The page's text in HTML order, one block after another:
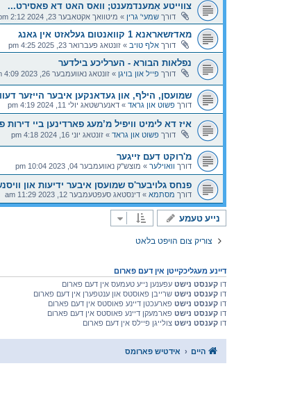
צווייטע אַמענדמענט; וואס האט דא פאסירט...
דורך שמעי' גרין » מיטוואך אקטאבער 23, 2024 2:12 pm
מאדזשאראנא 1 קוואנטום געלאזט אין גאנג
דורך אלף טויב » זונטאג פעברואר 23, 2025 4:25 pm
נפלאות הבורא - הערליכע בילדער
דורך פייל און בויגן » זונטאג נאוועמבער 26, 2023 4:09 pm
שמועסן, הילף, און געדאנקען איבער הייזער
דורך פשוט און גראד » דאנערשטאג יולי 11, 2024 4:19 pm
איז דא לימיט וויפיל מ’מעג פארדינען ביי דירות
דורך פשוט און גראד » זונטאג יוני 16, 2024 4:18 pm
מ'רוקט דעם זייגער
דורך וואוילער » מוצש"ק נאוועמבער 04, 2023 10:04 pm
פנחס גלויבער'ס שמועסן איבער ידיעות און
דורך מסתמא » דינסטאג סעפטעמבער 12, 2023 11:29 am
נייע טעמע
צוריק צום הויפט בלאט
דיינע מעגליכקייטן אין דעם פארום
דו קענסט נישט עפענען נייע טעמעס אין דעם פארום
דו קענסט נישט שרייבן פאוסטס און ענטפערן אין דעם פארום
דו קענסט נישט פארעכטן דיינע פאוסטס אין דעם פארום
דו קענסט נישט פארמעקן דיינע פאוסטס אין דעם פארום
דו קענסט נישט צולייגן פיילס אין דעם פארום
היים אידטיש פארומס